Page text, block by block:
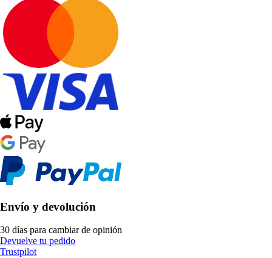
Envío y devolución
30 días para cambiar de opinión
Devuelve tu pedido
Trustpilot